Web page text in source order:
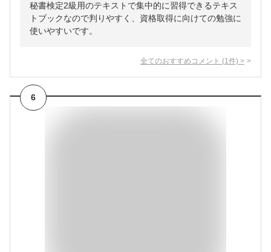
秘書検定2級用のテキストで集中的に習得できるテキス
トブックなので判りやすく、資格取得に向けての勉強に
使いやすいです。
全てのおすすめコメント (1 件) >
6